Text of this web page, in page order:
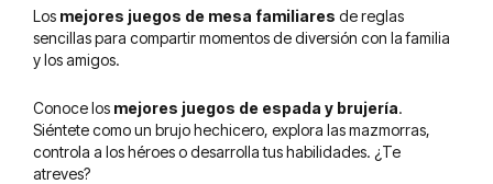
Los mejores juegos de mesa familiares de reglas
sencillas para compartir momentos de diversión con la familia
y los amigos.
Conoce los mejores juegos de espada y brujería.
Siéntete como un brujo hechicero, explora las mazmorras,
controla a los héroes o desarrolla tus habilidades. ¿Te
atreves?